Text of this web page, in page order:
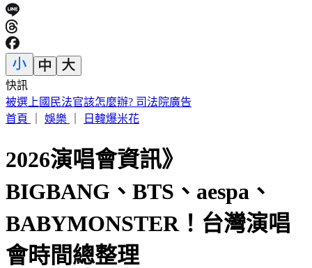
快訊
兩個月前才訪問！天下創辦人高希均辭世 盛治仁悼：觀念救
國
2026演唱會資訊》
BIGBANG、BTS、aespa、
BABYMONSTER！台灣演唱